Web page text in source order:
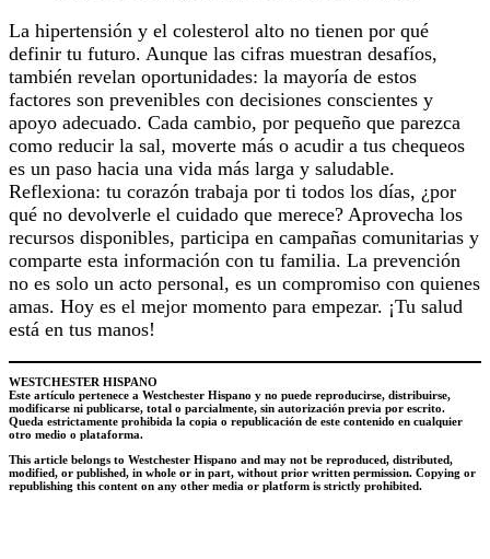
La hipertensión y el colesterol alto no tienen por qué
definir tu futuro. Aunque las cifras muestran desafíos,
también revelan oportunidades: la mayoría de estos
factores son prevenibles con decisiones conscientes y
apoyo adecuado. Cada cambio, por pequeño que parezca
como reducir la sal, moverte más o acudir a tus chequeos
es un paso hacia una vida más larga y saludable.
Reflexiona: tu corazón trabaja por ti todos los días, ¿por
qué no devolverle el cuidado que merece? Aprovecha los
recursos disponibles, participa en campañas comunitarias y
comparte esta información con tu familia. La prevención
no es solo un acto personal, es un compromiso con quienes
amas. Hoy es el mejor momento para empezar. ¡Tu salud
está en tus manos!
WESTCHESTER HISPANO
Este artículo pertenece a Westchester Hispano y no puede reproducirse, distribuirse,
modificarse ni publicarse, total o parcialmente, sin autorización previa por escrito.
Queda estrictamente prohibida la copia o republicación de este contenido en cualquier
otro medio o plataforma.
This article belongs to Westchester Hispano and may not be reproduced, distributed,
modified, or published, in whole or in part, without prior written permission. Copying or
republishing this content on any other media or platform is strictly prohibited.